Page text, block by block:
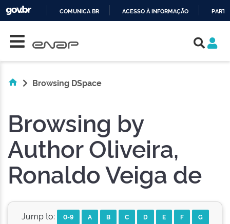
COMUNICA BR ACESSO À INFORMAÇÃO
Browsing DSpace
Browsing by
Author Oliveira,
Ronaldo Veiga de
Jump to: 0-9 A B C D E F
G